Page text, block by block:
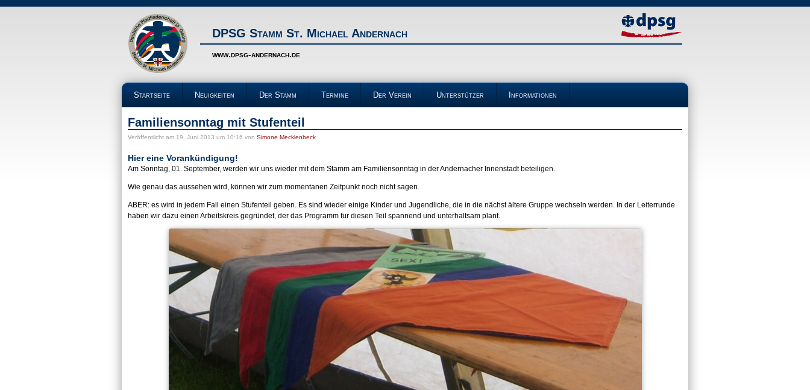
DPSG Stamm St. Michael Andernach
www.dpsg-andernach.de
Startseite Neuigkeiten Der Stamm Termine Der Verein Unterstützer Informationen
Familiensonntag mit Stufenteil
Veröffentlicht am 19. Juni 2013 um 10:16 von Simone Mecklenbeck
Hier eine Vorankündigung!
Am Sonntag, 01. September, werden wir uns wieder mit dem Stamm am Familiensonntag in der Andernacher Innenstadt beteiligen.
Wie genau das aussehen wird, können wir zum momentanen Zeitpunkt noch nicht sagen.
ABER: es wird in jedem Fall einen Stufenteil geben. Es sind wieder einige Kinder und Jugendliche, die in die nächst ältere Gruppe wechseln werden. In der Leiterrunde
haben wir dazu einen Arbeitskreis gegründet, der das Programm für diesen Teil spannend und unterhaltsam plant.